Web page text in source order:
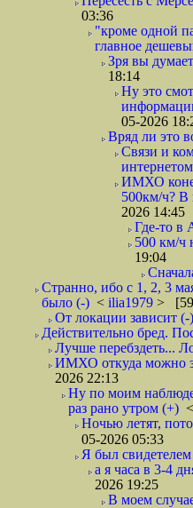
03:36
"кроме одной
главное
Зря вы
18:14
Ну это
05-2026
Вряд ли это
Связи и
ИМХО
500км/ч? В
2026 14:45
Где-то в
500 км/ч
19:04
Странно, ибо с 1, 2, 3
было (-) < ilia1979 >
От локации зависит
Действительно бред.
Лучше перебздеть...
ИМХО откуда можно
2026 22:13
Ну по моим
раз рано утром (+) <
Ночью летят,
05-2026 05:33
Я был свидетелем
а я часа в 3-4
2026 19:25
В моем